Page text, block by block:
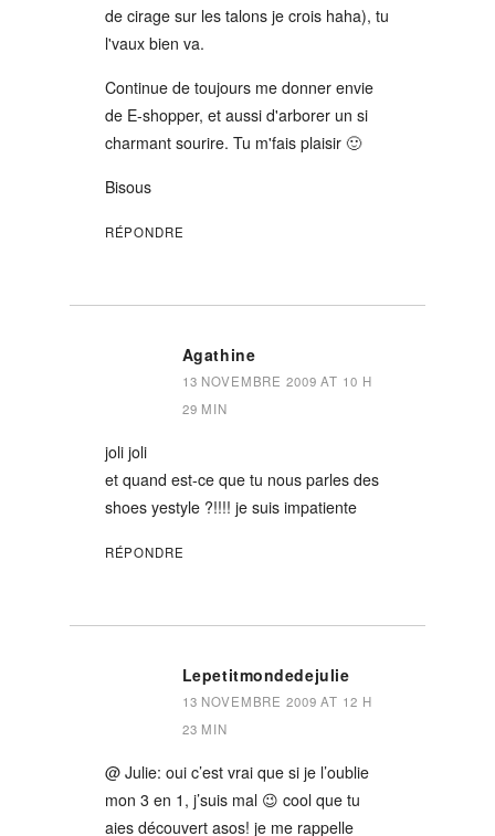
de cirage sur les talons je crois haha), tu
l'vaux bien va.
Continue de toujours me donner envie
de E-shopper, et aussi d'arborer un si
charmant sourire. Tu m'fais plaisir 🙂
Bisous
RÉPONDRE
Agathine
13 NOVEMBRE 2009 AT 10 H
29 MIN
joli joli
et quand est-ce que tu nous parles des
shoes yestyle ?!!!! je suis impatiente
RÉPONDRE
Lepetitmondedejulie
13 NOVEMBRE 2009 AT 12 H
23 MIN
@ Julie: oui c’est vrai que si je l’oublie
mon 3 en 1, j’suis mal 😉 cool que tu
aies découvert asos! je me rappelle